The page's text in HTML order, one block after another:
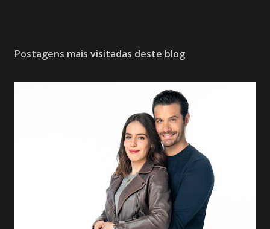
Postagens mais visitadas deste blog